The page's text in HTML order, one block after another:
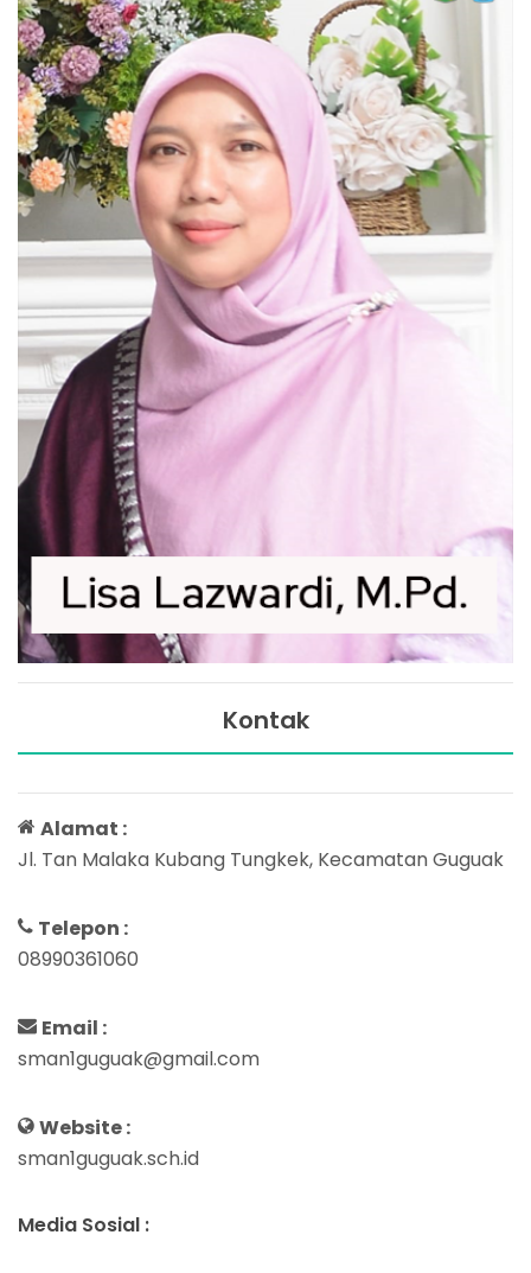
Kontak
Alamat :
Jl. Tan Malaka Kubang Tungkek, Kecamatan Guguak
Telepon :
08990361060
Email :
sman1guguak@gmail.com
Website :
sman1guguak.sch.id
Media Sosial :